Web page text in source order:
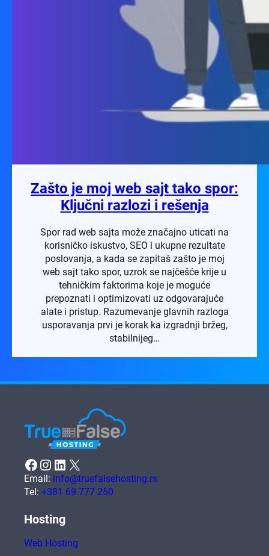
Zašto je moj web sajt tako spor:
Ključni razlozi i rešenja
Spor rad web sajta može značajno uticati na
korisničko iskustvo, SEO i ukupne rezultate
poslovanja, a kada se zapitaš zašto je moj
web sajt tako spor, uzrok se najčešće krije u
tehničkim faktorima koje je moguće
prepoznati i optimizovati uz odgovarajuće
alate i pristup. Razumevanje glavnih razloga
usporavanja prvi je korak ka izgradnji bržeg,
stabilnijeg…
Facebook Instagram LinkedIn X
Email: info@truefalsehosting.rs
Tel: +381 69 777 250
Hosting
Web Hosting